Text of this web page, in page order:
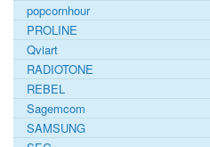
popcornhour
PROLINE
Qviart
RADIOTONE
REBEL
Sagemcom
SAMSUNG